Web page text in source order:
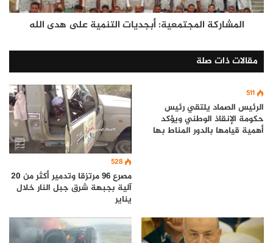
المشاركة المجتمعية: أبجديات التنمية على هدى الله
مقالات ذات صلة
511
الرئيس الصماد يلتقي رئيس
حكومة الإنقاذ الوطني ويؤكد
أهمية قيامها بالدور المناط بها
528
مصرع 96 مرتزقا وتدمير أكثر من 20
آلية بجبهة شرق جبل النار خلال
يناير